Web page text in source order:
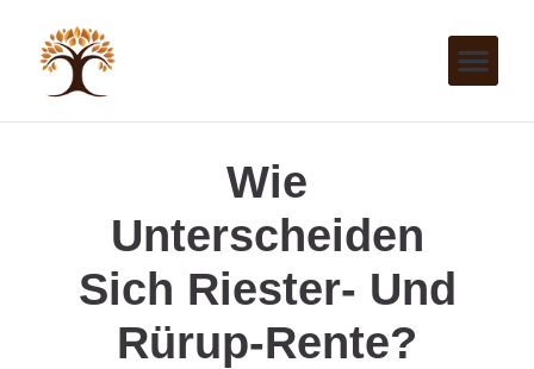
Wie
Unterscheiden
Sich Riester- Und
Rürup-Rente?